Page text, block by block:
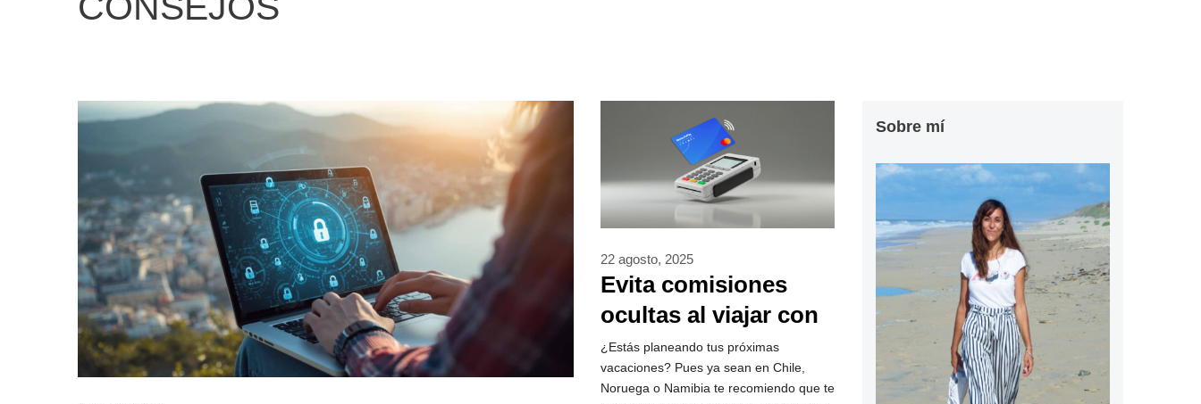
Evita comisiones
ocultas al viajar con
la tarjeta prepago
MoneyToTravel
22 agosto, 2025
¿Estás planeando tus próximas
vacaciones? Pues ya sean en Chile,
Noruega o Namibia te recomiendo que te
Sobre mí